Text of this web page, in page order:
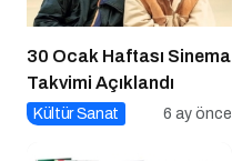
30 Ocak Haftası Sinema
Takvimi Açıklandı
Kültür Sanat 6 ay önce